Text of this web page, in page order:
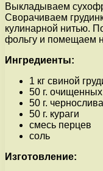
Выкладываем
Сворачиваем
кулинарной нитью.
фольгу и помещаем
Ингредиенты:
1 кг свиной
50 г.
50 г. чернослива
50 г. кураги
смесь перцев
соль
Изготовление: